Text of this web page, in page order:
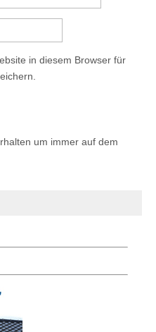
in diesem Browser für
um immer auf dem